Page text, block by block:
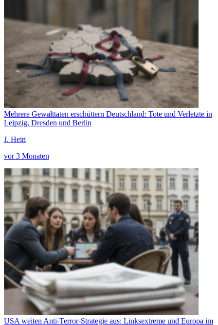
Mehrere Gewalttaten erschüttern Deutschland: Tote und Verletzte in
Leipzig, Dresden und Berlin
J. Hein
vor 3 Monaten
USA weiten Anti-Terror-Strategie aus: Linksextreme und Europa im